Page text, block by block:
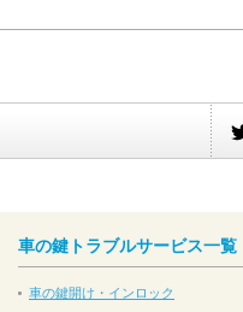
車の鍵トラブルサービス一覧
車の鍵開け・インロック